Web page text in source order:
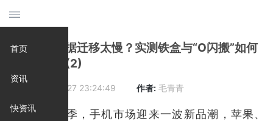
首页
资讯
快资讯
手机换机数据迁移太慢？实测铁盒与“O闪搬”如何
让速度飙升(2)
2025-10-27 23:24:49 作者: 毛青青
每年秋季，手机市场迎来一波新品潮，苹果、